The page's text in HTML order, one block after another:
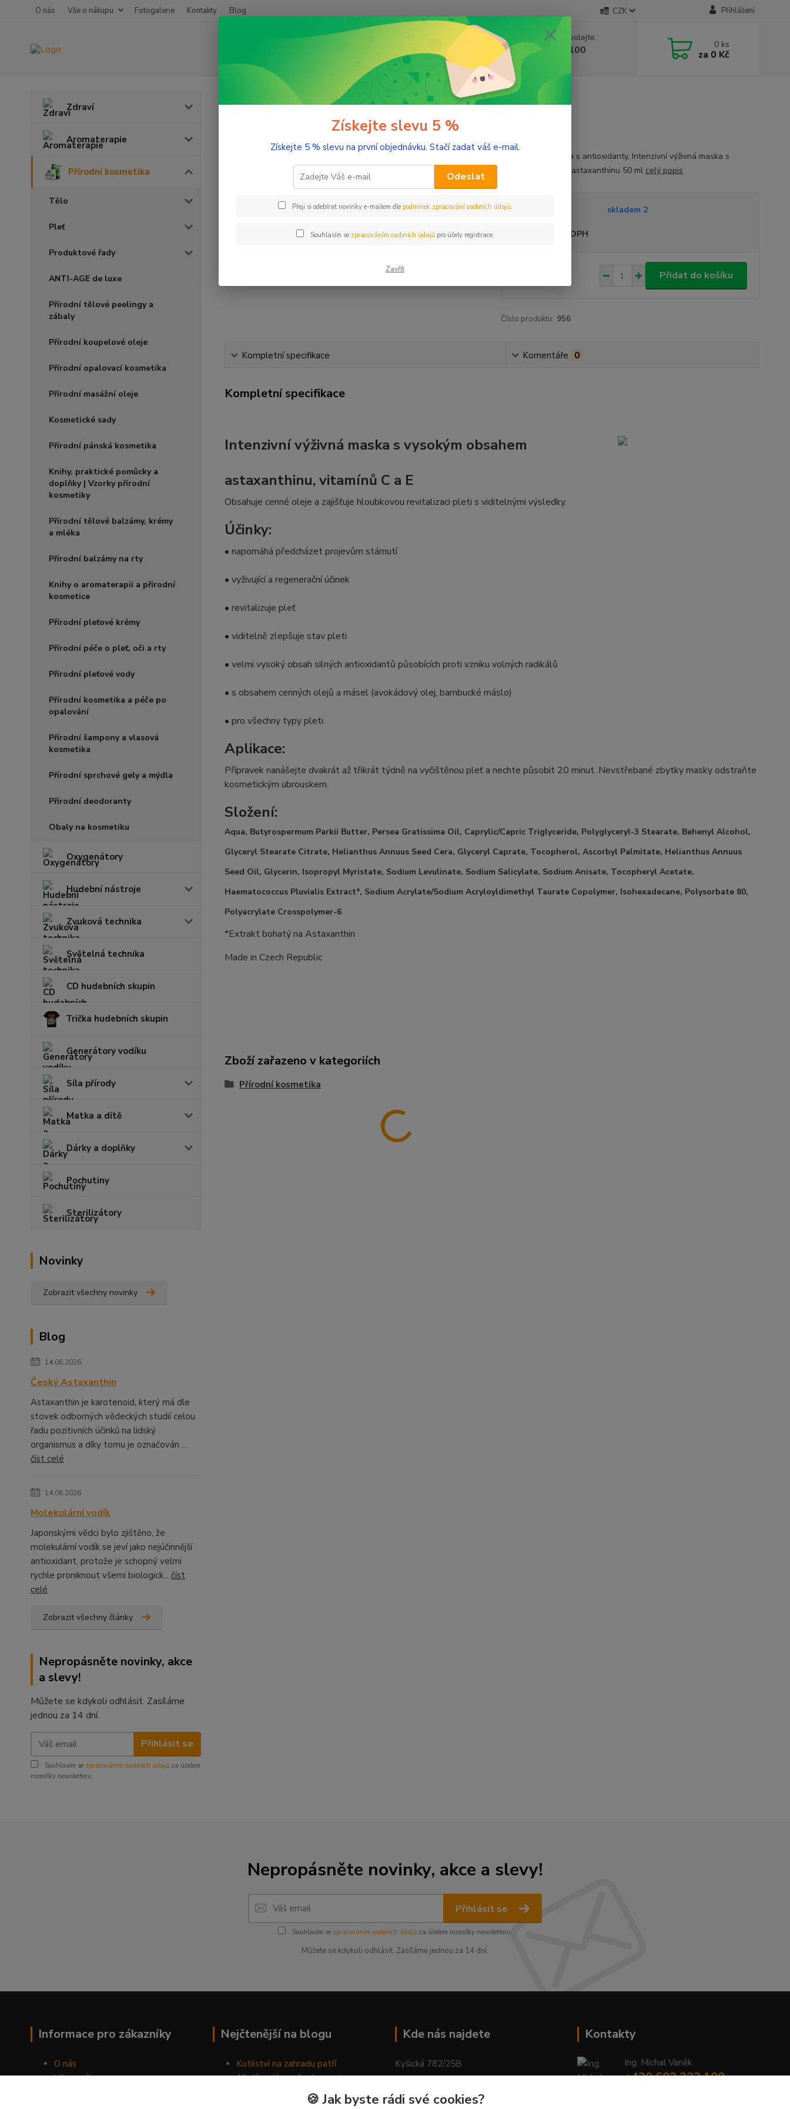
O nás Vše o nákupu Fotogalerie Kontakty Blog CZK Přihlášení
Nevíte si rady? Zavolejte.
+420 603 332 100
(Po-Pá, 10-17 hod.)
0 ks
za 0 Kč
Zdraví
Aromaterapie
Přírodní kosmetika
Tělo
Pleť
Produktové řady
ANTI-AGE de luxe
Přírodní tělové peelingy a
zábaly
Přírodní koupelové oleje
Přírodní opalovací kosmetika
Přírodní masážní oleje
Kosmetické sady
Přírodní pánská kosmetika
Knihy, praktické pomůcky a
doplňky | Vzorky přírodní
kosmetiky
Přírodní tělové balzámy, krémy
a mléka
Přírodní balzámy na rty
Knihy o aromaterapii a přírodní
kosmetice
Přírodní pleťové krémy
Přírodní péče o pleť, oči a rty
Přírodní pleťové vody
Přírodní kosmetika a péče po
opalování
Přírodní šampony a vlasová
kosmetika
Přírodní sprchové gely a mýdla
Přírodní deodoranty
Obaly na kosmetiku
Oxygenátory
Hudební nástroje
Zvuková technika
Světelná technika
CD hudebních skupin
Trička hudebních skupin
Generátory vodíku
Síla přírody
Matka a dítě
Dárky a doplňky
Pochutiny
Sterilizátory
Novinky
Zobrazit všechny novinky
Blog
14.06.2026
Český Astaxanthin
Astaxanthin je karotenoid, který má dle
stovek odborných vědeckých studií celou
řadu pozitivních účinků na lidský
organismus a díky tomu je označován ...
číst celé
14.06.2026
Molekulární vodík
Japonskými vědci bylo zjištěno, že
molekulární vodík se jeví jako nejúčinnější
antioxidant, protože je schopný velmi
rychle proniknout všemi biologick... číst
celé
Zobrazit všechny články
Nepropásněte novinky, akce
a slevy!
Můžete se kdykoli odhlásit. Zasíláme
jednou za 14 dní.
Přihlásit se
Souhlasím se zpracováním osobních údajů za účelem
rozesílky newsletteru.
Přírodní kosmetika Regenerační maska s antioxidanty
Regenerační maska s antioxidanty
Regenerační maska s antioxidanty, Intenzivní výživná maska s
vysokým obsahem astaxanthinu 50 ml celý popis
skladem 2
Nejsme plátci DPH
Přidat do košíku
Číslo produktu: 956
Kompletní specifikace Komentáře 0
Kompletní specifikace
Intenzivní výživná maska s vysokým obsahem
astaxanthinu, vitamínů C a E
Obsahuje cenné oleje a zajišťuje hloubkovou revitalizaci pleti s viditelnými výsledky.
Účinky:
• napomáhá předcházet projevům stárnutí
• vyživující a regenerační účinek
• revitalizuje pleť
• viditelně zlepšuje stav pleti
• velmi vysoký obsah silných antioxidantů působících proti vzniku volných radikálů
• s obsahem cenných olejů a másel (avokádový olej, bambucké máslo)
• pro všechny typy pleti
Aplikace:
Přípravek nanášejte dvakrát až třikrát týdně na vyčištěnou pleť a nechte působit 20 minut. Nevstřebané zbytky masky odstraňte
kosmetickým ubrouskem.
Složení:
Aqua, Butyrospermum Parkii Butter, Persea Gratissima Oil, Caprylic/Capric Triglyceride, Polyglyceryl-3 Stearate, Behenyl Alcohol,
Glyceryl Stearate Citrate, Helianthus Annuus Seed Cera, Glyceryl Caprate, Tocopherol, Ascorbyl Palmitate, Helianthus Annuus
Seed Oil, Glycerin, Isopropyl Myristate, Sodium Levulinate, Sodium Salicylate, Sodium Anisate, Tocopheryl Acetate,
Haematococcus Pluvialis Extract*, Sodium Acrylate/Sodium Acryloyldimethyl Taurate Copolymer, Isohexadecane, Polysorbate 80,
Polyacrylate Crosspolymer-6
*Extrakt bohatý na Astaxanthin
Made in Czech Republic
Zboží zařazeno v kategoriích
Přírodní kosmetika
Nepropásněte novinky, akce a slevy!
Přihlásit se
Souhlasím se zpracováním osobních údajůza účelem rozesílky newsletteru.
Můžete se kdykoli odhlásit. Zasíláme jednou za 14 dní.
Informace pro zákazníky
O nás
Vše o nákupu
Nejčtenější na blogu
Kutilství na zahradu patří
10 důvodů, proč relaxovat
chozením do přírody
Jak správně pěstovat tulipány
Kde nás najdete
Kyšická 782/25B
Kontakty
Ing. Michal Vaněk
+420 603 332 100
Získejte slevu 5 %
Získejte 5 % slevu na první objednávku. Stačí zadat váš e-mail.
Odeslat
Přeji si odebírat novinky e-mailem dle podmínek zpracování osobních údajů.
Souhlasím se zpracováním osobních údajůpro účely registrace.
Zavřít
🍪 Jak byste rádi své cookies?